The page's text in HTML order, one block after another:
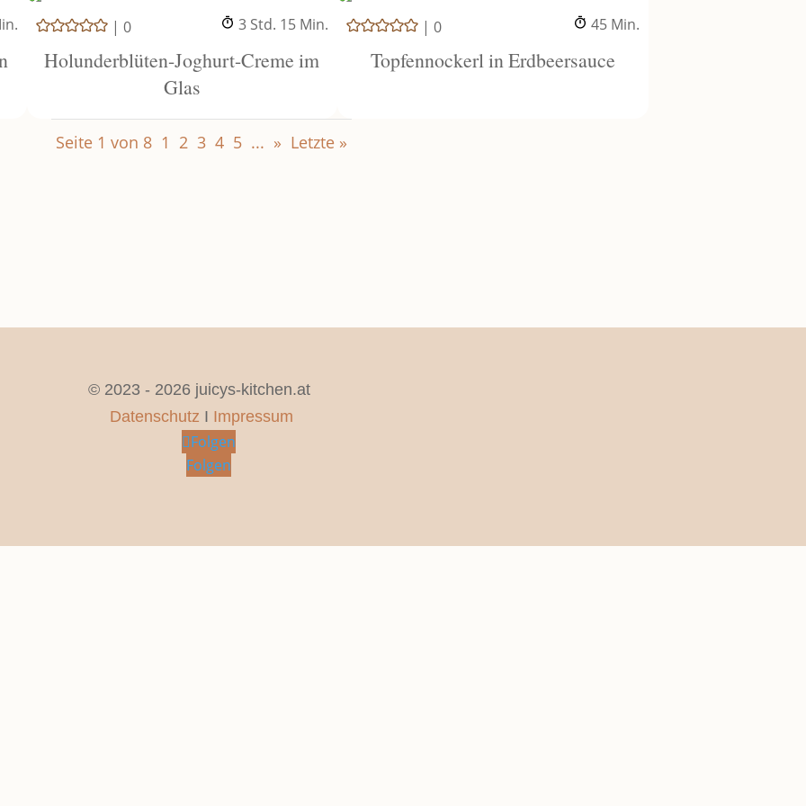
| 0 3Stunden
Std. 15Minuten
Min.
Holunderblüten-Joghurt-Creme im
Glas
|0 45Minuten
Min.
Topfennockerl in Erdbeersauce
Seite 1 von 8 1 2 3 4 5 ... » Letzte »
© 2023 - 2026 juicys-kitchen.at
Datenschutz I Impressum
Folgen
Folgen